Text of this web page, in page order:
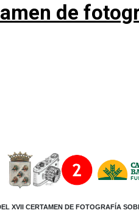
de
XVII CERTAMEN DE FOTOGRAFÍA